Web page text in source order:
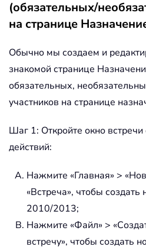
(обязательных/
на странице
Обычно мы создаем и
знакомой странице
обязательных,
участников на странице
Шаг 1: Откройте окно
действий:
Нажмите «Главная» >
«Встреча», чтобы
2010/2013;
Нажмите «Файл» >
встречу», чтобы создать